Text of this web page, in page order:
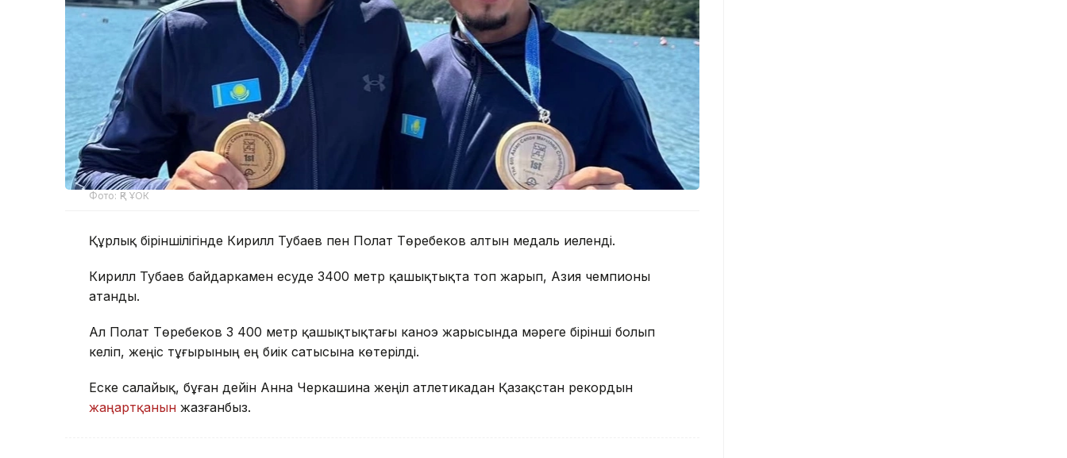
Фото: ҚР ҰОК
Құрлық біріншілігінде Кирилл Тубаев пен Полат Төребеков алтын медаль иеленді.
Кирилл Тубаев байдаркамен есуде 3400 метр қашықтықта топ жарып, Азия чемпионы
атанды.
Ал Полат Төребеков 3 400 метр қашықтықтағы каноэ жарысында мәреге бірінші болып
келіп, жеңіс тұғырының ең биік сатысына көтерілді.
Еске салайық, бұған дейін Анна Черкашина жеңіл атлетикадан Қазақстан рекордын
жаңартқанын жазғанбыз.